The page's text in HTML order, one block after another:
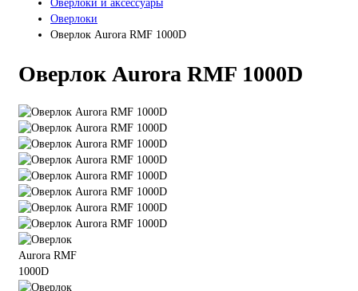
Оверлоки и аксессуары
Оверлоки
Оверлок Aurora RMF 1000D
Оверлок Aurora RMF 1000D